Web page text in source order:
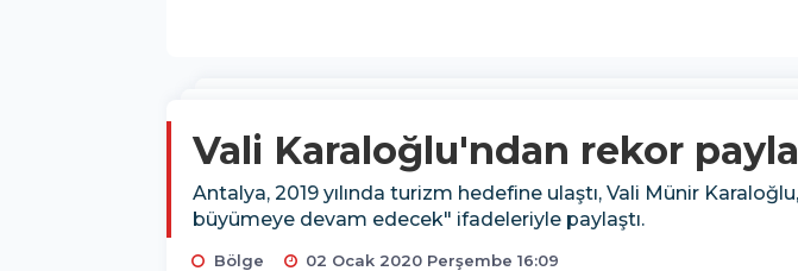
Vali Karaloğlu'ndan rekor
Antalya, 2019 yılında turizm hedefine ulaştı, Vali Münir
büyümeye devam edecek" ifadeleriyle paylaştı.
Bölge 02 Ocak 2020 Perşembe 16:09